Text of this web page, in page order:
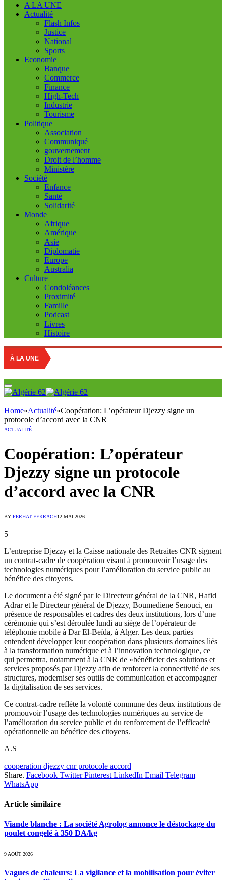
A LA UNE
Actualité
Flash Infos
Justice
National
Sports
Economie
Banque
Commerce
Finance
High-Tech
Industrie
Tourisme
Politique
Association
Communiqué
gouvernement
Droit de l’homme
Ministère
Société
Enfance
Santé
Solidarité
Monde
Afrique
Amérique
Asie
Diplomatie
Europe
Australia
Culture
Condoléances
Proximité
Famille
Podcast
Livres
Histoire
À LA UNE
Home»Actualité»Coopération: L’opérateur Djezzy signe un
protocole d’accord avec la CNR
ACTUALITÉ
Coopération: L’opérateur
Djezzy signe un protocole
d’accord avec la CNR
BY FERHAT FEKRACH12 MAI 2026
5
L’entreprise Djezzy et la Caisse nationale des Retraites CNR signent
un contrat-cadre de coopération visant à promouvoir l’usage des
technologies numériques pour l’amélioration du service public au
bénéfice des citoyens.
Le document a été signé par le Directeur général de la CNR, Hafid
Adrar et le Directeur général de Djezzy, Boumediene Senouci, en
présence de responsables et cadres des deux institutions, lors d’une
cérémonie qui s’est déroulée lundi au siège de l’opérateur de
téléphonie mobile à Dar El-Beïda, à Alger. Les deux parties
entendent développer leur coopération dans plusieurs domaines liés
à la transformation numérique et à l’innovation technologique, ce
qui permettra, notamment à la CNR de «bénéficier des solutions et
services proposés par Djezzy afin de renforcer la connectivité de ses
structures, moderniser ses outils de communication et accompagner
la digitalisation de ses services.
Ce contrat-cadre reflète la volonté commune des deux institutions de
promouvoir l’usage des technologies numériques au service de
l’amélioration du service public et du renforcement de l’efficacité
opérationnelle au bénéfice des citoyens.
A.S
cooperation djezzy cnr protocole accord
Share. Facebook Twitter Pinterest LinkedIn Email Telegram
WhatsApp
Article similaire
Viande blanche : La société Agrolog annonce le déstockage du
poulet congelé à 350 DA/kg
9 AOÛT 2026
Vagues de chaleurs: La vigilance et la mobilisation pour éviter